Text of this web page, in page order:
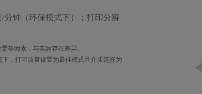
分钟（环保模式下）；打印分辨
等因素，与实际存在差异。
，打印质量设置为最佳模式且介质选择为